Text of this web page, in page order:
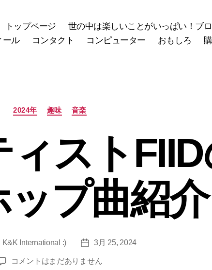
トップページ
世の中は楽しいことがいっぱい！ブ
ール
コンタクト コンピューター おもしろ
カ
テ
2024年 趣味 音楽
ストFIID
ップ曲紹介
K&K International :)
投
日
3月 25, 2024
新
コメントはまだありません